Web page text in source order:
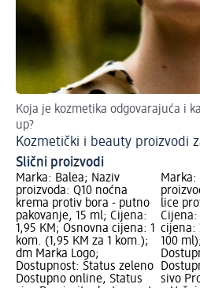
Koja je kozmetika odgovarajuća i
up?
Kozmetički i beauty proizvodi
Slični proizvodi
Marka: Balea; Naziv
proizvoda: Q10 noćna
krema protiv bora - putno
pakovanje, 15 ml; Cijena:
1,95 KM; Osnovna cijena: 1
kom. (1,95 KM za 1 kom.);
dm Marka Logo;
Dostupnost: Status zeleno
Dostupno online, Status
Marka:
lice
Cijena:
cijena:
100
sivo